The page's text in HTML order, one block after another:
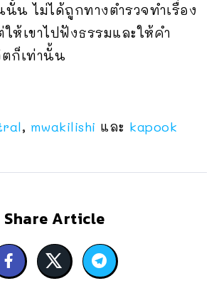
นั้น ไม่ได้ถูกทางตำรวจทำเรื่อง
ห้เขาไปฟังธรรมและให้คำ
ตก็เท่านั้น
, mwakilishi และ kapook
Share Article